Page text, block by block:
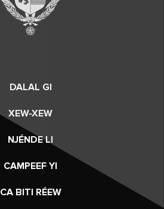
DALAL GI
XEW-XEW
NJÉNDE LI
CAMPEEF YI
CA BITI RÉEW